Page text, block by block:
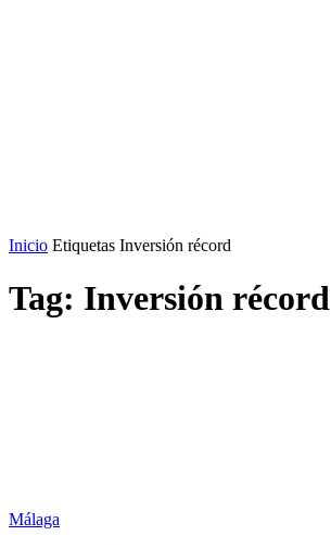
Inicio Etiquetas Inversión récord
Tag: Inversión récord
Málaga